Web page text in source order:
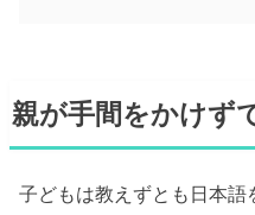
親が手間をかけず
子どもは教えずとも日本語